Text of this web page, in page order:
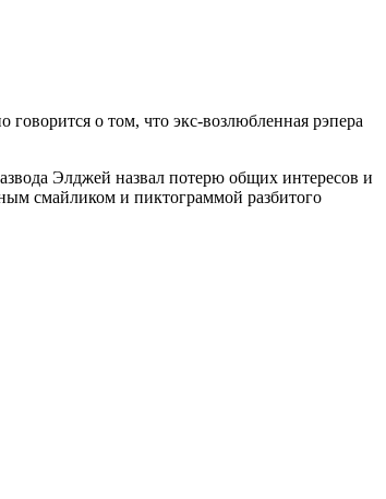
о том, что экс-возлюбленная рэпера
Элджей назвал потерю общих интересов и
смайликом и пиктограммой разбитого